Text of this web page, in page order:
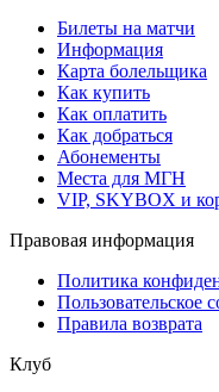
Билеты на матчи
Информация
Карта болельщика
Как купить
Как оплатить
Как добраться
Абонементы
Места для МГН
VIP, SKYBOX и
Правовая информация
Политика
Пользовательское
Правила возврата
Клуб